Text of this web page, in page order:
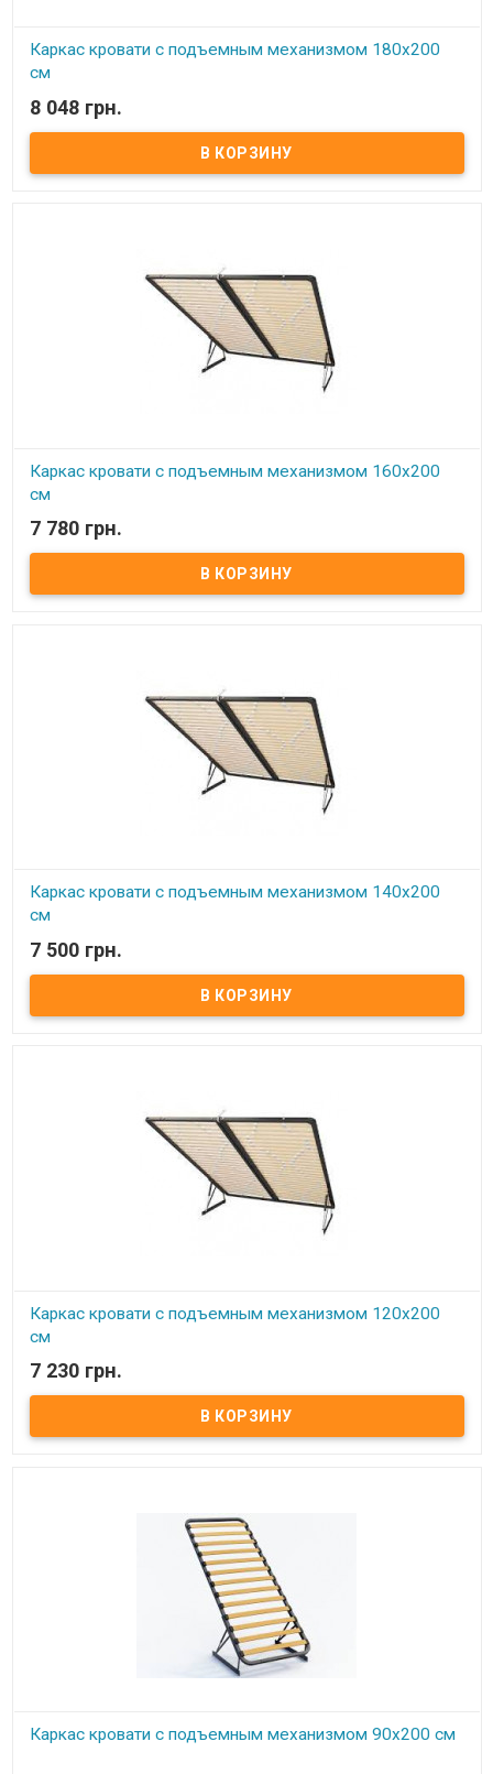
Каркас кровати с подъемным механизмом 180х200
см
В наличии
Каркас кровати с подъемным механизмом 180х200 см ​ Размер:
180х200 см Материал ламели: бук Материал втулки: пластик. Тип
каркаса: двуспальный Ламель: количество - 14(15) шт.
8 048 грн.
Каркас кровати с подъемным механизмом 160х200
см
В наличии
Каркас кровати с подъемным механизмом 160х200 см ​ Размер:
160х200 см Материал ламели: бук Материал втулки: пластик. Тип
каркаса: двуспальный Ламель: количество - 14(15) шт.
7 780 грн.
Каркас кровати с подъемным механизмом 140х200
см
В наличии
Каркас кровати с подъемным механизмом 140х200 см ​ Размер:
140х200 см Материал ламели: бук Материал втулки: пластик. Тип
каркаса: двуспальный Ламель: количество - 14(15) шт.
7 500 грн.
Каркас кровати с подъемным механизмом 120х200
см
В наличии
Каркас кровати с подъемным механизмом 120х200 см ​ Размер:
120х200 см Материал ламели: бук Материал втулки: пластик. Тип
каркаса: двуспальный Ламель: количество - 14(15) шт.
7 230 грн.
Каркас кровати с подъемным механизмом 90х200 см